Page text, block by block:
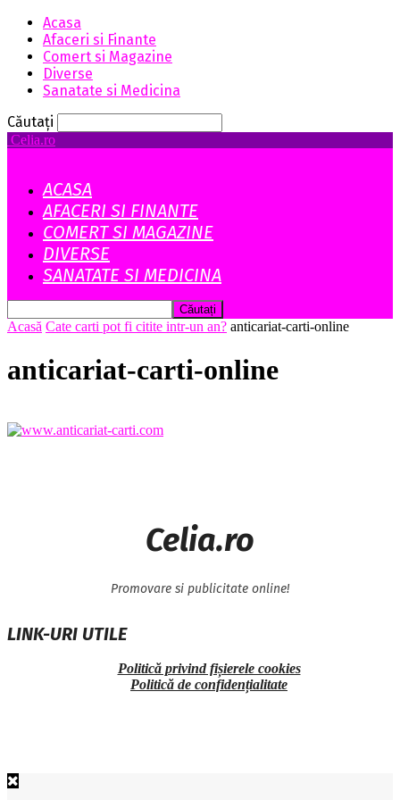
Acasa
Afaceri si Finante
Comert si Magazine
Diverse
Sanatate si Medicina
Căutați
Celia.ro
ACASA
AFACERI SI FINANTE
COMERT SI MAGAZINE
DIVERSE
SANATATE SI MEDICINA
Acasă Cate carti pot fi citite intr-un an? anticariat-carti-online
anticariat-carti-online
Celia.ro
Promovare si publicitate online!
LINK-URI UTILE
Politică privind fișierele cookies
Politică de confidențialitate